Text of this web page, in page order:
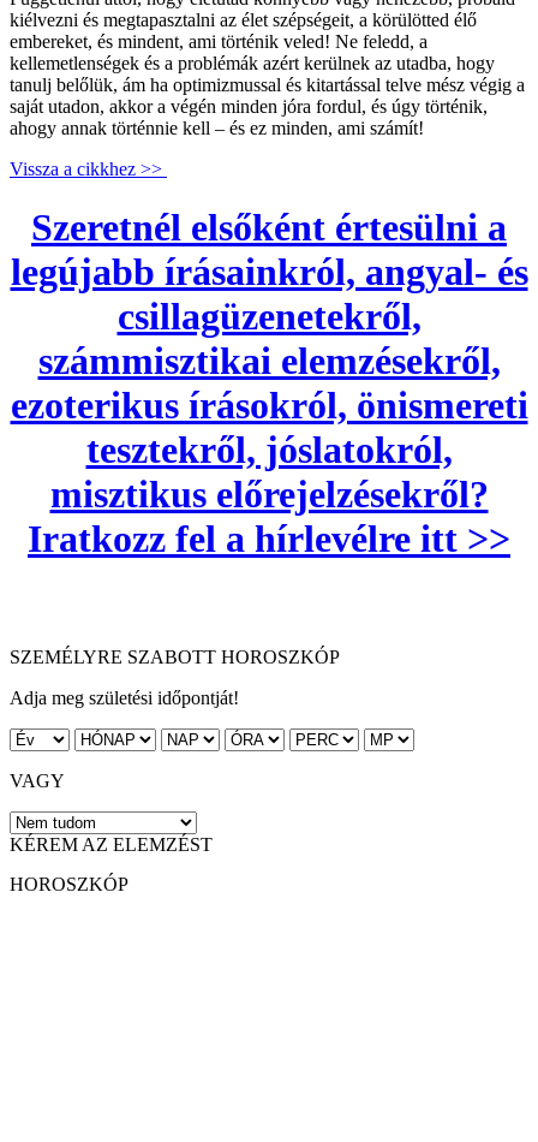
kiélvezni és megtapasztalni az élet szépségeit, a körülötted élő
embereket, és mindent, ami történik veled! Ne feledd, a
kellemetlenségek és a problémák azért kerülnek az utadba, hogy
tanulj belőlük, ám ha optimizmussal és kitartással telve mész végig a
saját utadon, akkor a végén minden jóra fordul, és úgy történik,
ahogy annak történnie kell – és ez minden, ami számít!
Vissza a cikkhez >>
Szeretnél elsőként értesülni a
legújabb írásainkról, angyal- és
csillagüzenetekről,
számmisztikai elemzésekről,
ezoterikus írásokról, önismereti
tesztekről, jóslatokról,
misztikus előrejelzésekről?
Iratkozz fel a hírlevélre itt >>
SZEMÉLYRE SZABOTT HOROSZKÓP
Adja meg születési időpontját!
VAGY
KÉREM AZ ELEMZÉST
HOROSZKÓP